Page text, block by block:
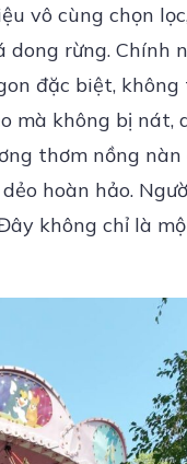
vô cùng chọn
rừng. Chính
đặc biệt,
mà không bị
thơm nồng
hoàn hảo.
không chỉ là